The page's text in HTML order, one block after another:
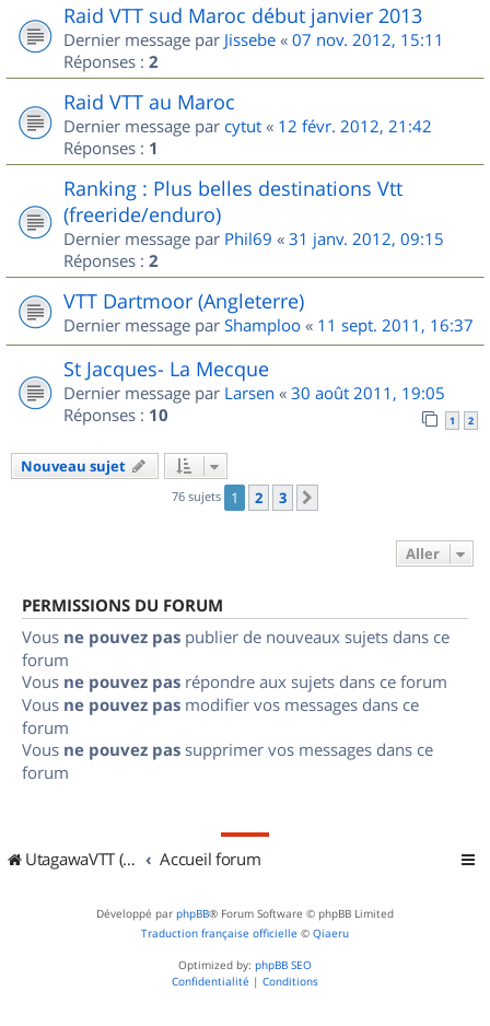
Raid VTT sud Maroc début janvier 2013
Dernier message par Jissebe « 07 nov. 2012, 15:11
Réponses : 2
Raid VTT au Maroc
Dernier message par cytut « 12 févr. 2012, 21:42
Réponses : 1
Ranking : Plus belles destinations Vtt
(freeride/enduro)
Dernier message par Phil69 « 31 janv. 2012, 09:15
Réponses : 2
VTT Dartmoor (Angleterre)
Dernier message par Shamploo « 11 sept. 2011, 16:37
St Jacques- La Mecque
Dernier message par Larsen « 30 août 2011, 19:05
Réponses : 10 1 2
Nouveau sujet
76 sujets 1 2 3
Aller
PERMISSIONS DU FORUM
Vous ne pouvez pas publier de nouveaux sujets dans ce
forum
Vous ne pouvez pas répondre aux sujets dans ce forum
Vous ne pouvez pas modifier vos messages dans ce
forum
Vous ne pouvez pas supprimer vos messages dans ce
forum
UtagawaVTT (Randos VTT et VTTAE avec traces GPS) Accueil forum
Développé par phpBB® Forum Software © phpBB Limited
Traduction française officielle © Qiaeru
Optimized by: phpBB SEO
Confidentialité | Conditions